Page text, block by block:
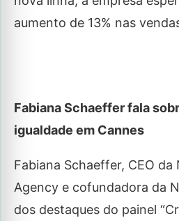
aumento de 13% nas
Fabiana Schaeffer fala
igualdade em Cannes
Fabiana Schaeffer, CEO
Agency e cofundadora da
dos destaques do painel